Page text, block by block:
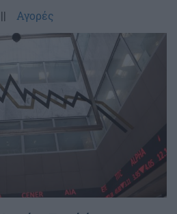
|| Αγορές